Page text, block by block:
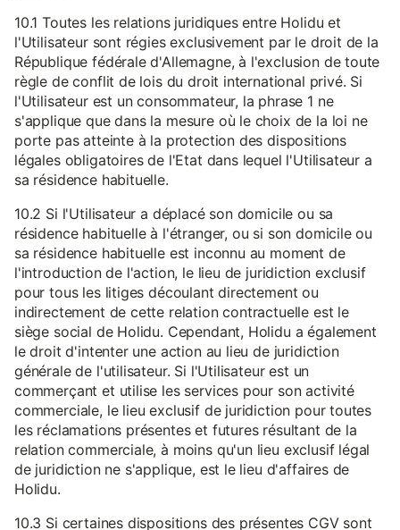
10.1 Toutes les relations juridiques entre Holidu et
l'Utilisateur sont régies exclusivement par le droit de la
République fédérale d'Allemagne, à l'exclusion de toute
règle de conflit de lois du droit international privé. Si
l'Utilisateur est un consommateur, la phrase 1 ne
s'applique que dans la mesure où le choix de la loi ne
porte pas atteinte à la protection des dispositions
légales obligatoires de l'Etat dans lequel l'Utilisateur a
sa résidence habituelle.
10.2 Si l'Utilisateur a déplacé son domicile ou sa
résidence habituelle à l'étranger, ou si son domicile ou
sa résidence habituelle est inconnu au moment de
l'introduction de l'action, le lieu de juridiction exclusif
pour tous les litiges découlant directement ou
indirectement de cette relation contractuelle est le
siège social de Holidu. Cependant, Holidu a également
le droit d'intenter une action au lieu de juridiction
générale de l'utilisateur. Si l'Utilisateur est un
commerçant et utilise les services pour son activité
commerciale, le lieu exclusif de juridiction pour toutes
les réclamations présentes et futures résultant de la
relation commerciale, à moins qu'un lieu exclusif légal
de juridiction ne s'applique, est le lieu d'affaires de
Holidu.
10.3 Si certaines dispositions des présentes CGV sont